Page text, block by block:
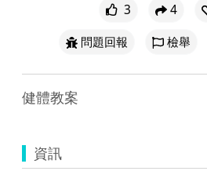
3 4
問題回報
檢舉
健體教案
資訊